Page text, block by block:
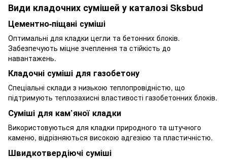
Види кладочних сумішей у каталозі Sksbud
Цементно-піщані суміші
Оптимальні для кладки цегли та бетонних блоків.
Забезпечують міцне зчеплення та стійкість до
навантажень.
Кладочні суміші для газобетону
Спеціальні склади з низькою теплопровідністю, що
підтримують теплозахисні властивості газобетонних блоків.
Суміші для кам’яної кладки
Використовуються для кладки природного та штучного
каменю, відрізняються високою адгезією та пластичністю.
Швидкотвердіючі суміші